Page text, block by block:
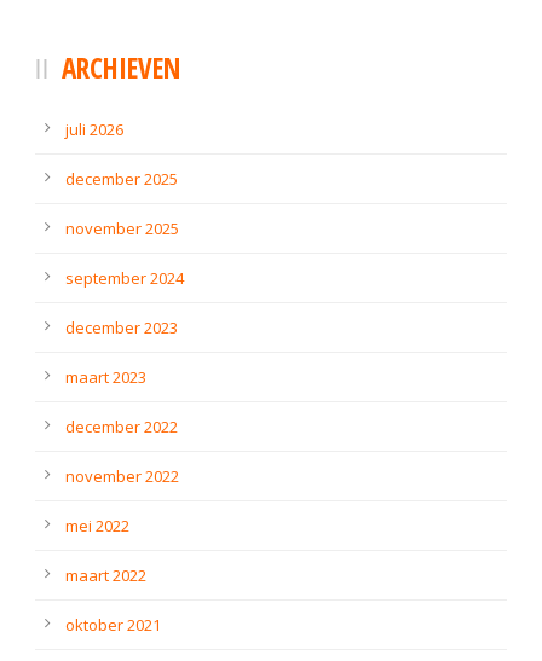
ARCHIEVEN
juli 2026
december 2025
november 2025
september 2024
december 2023
maart 2023
december 2022
november 2022
mei 2022
maart 2022
oktober 2021